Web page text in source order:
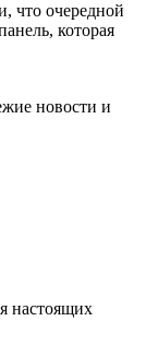
что очередной
которая
новости и
настоящих